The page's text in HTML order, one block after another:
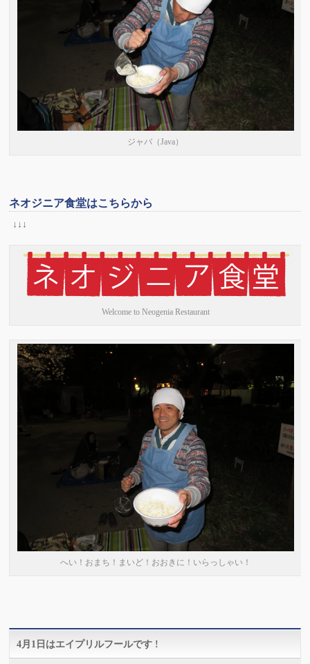
ジャバ（Java）
ネオジニア食堂はこちらから
↓↓↓
Welcome to Neogenia Restaurant
へい！おまち！まいど！おおきに！いらっしゃい！
4月1日はエイプリルフールです !